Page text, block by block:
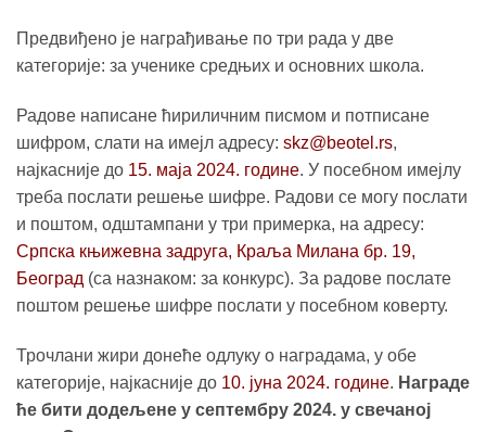
Предвиђено је награђивање по три рада у две
категорије: за ученике средњих и основних школа.
Радове написане ћириличним писмом и потписане
шифром, слати на имејл адресу: skz@beotel.rs,
најкасније до 15. маја 2024. године. У посебном имејлу
треба послати решење шифре. Радови се могу послати
и поштом, одштампани у три примерка, на адресу:
Српска књижевна задруга, Краља Милана бр. 19,
Београд (са назнаком: за конкурс). За радове послате
поштом решење шифре послати у посебном коверту.
Трочлани жири донеће одлуку о наградама, у обе
категорије, најкасније до 10. јуна 2024. године. Награде
ће бити додељене у септембру 2024. у свечаној